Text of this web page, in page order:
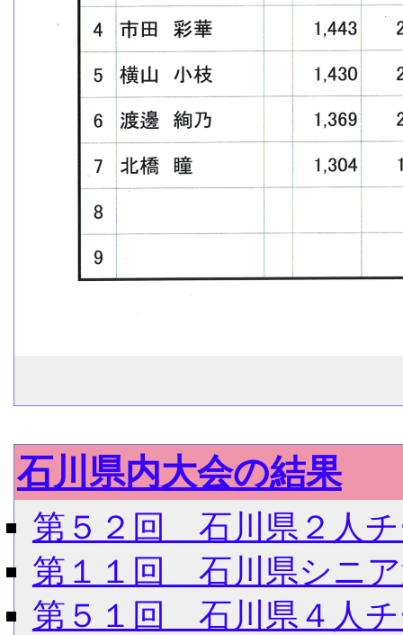
石川県内大会の結果
第５２回 石川県２人チ
第１１回 石川県シニ
第５１回 石川県４人チ